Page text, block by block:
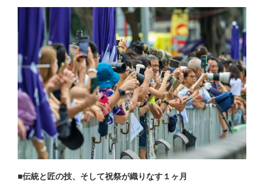
■伝統と匠の技、そして祝祭が織りなす１ヶ月